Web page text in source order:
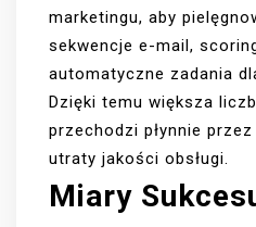
marketingu, aby
sekwencje e-mail,
automatyczne zadania
Dzięki temu większa
przechodzi płynnie
utraty jakości obsługi.
Miary